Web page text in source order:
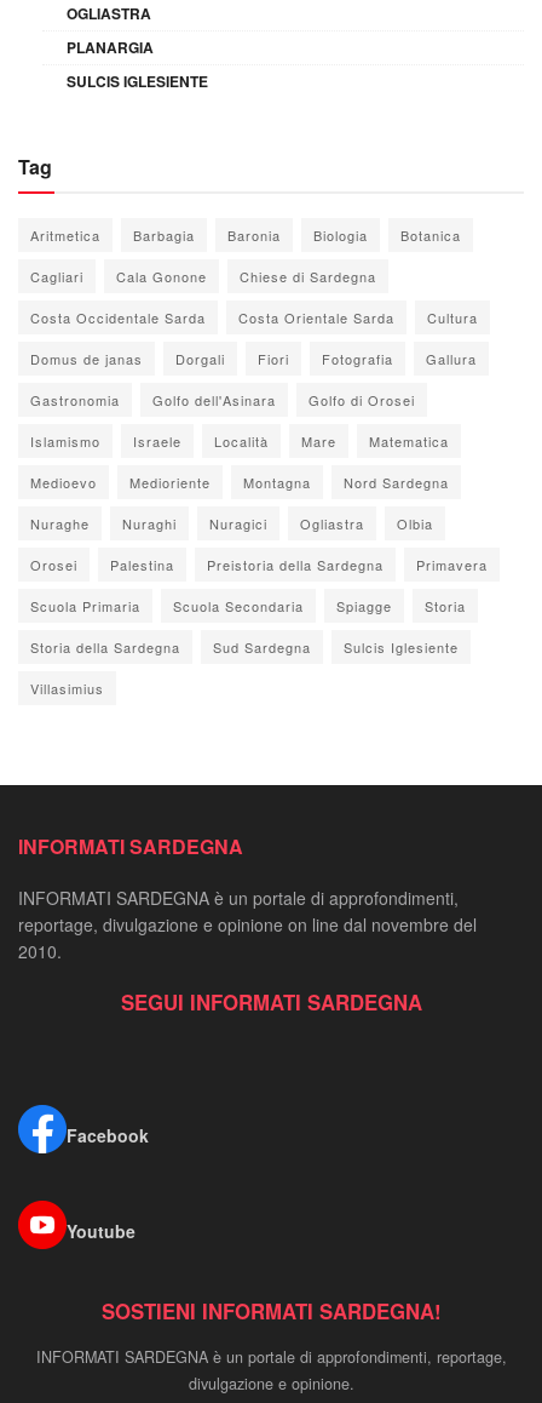
OGLIASTRA
PLANARGIA
SULCIS IGLESIENTE
Tag
Aritmetica Barbagia Baronia Biologia Botanica
Cagliari Cala Gonone Chiese di Sardegna
Costa Occidentale Sarda Costa Orientale Sarda Cultura
Domus de janas Dorgali Fiori Fotografia Gallura
Gastronomia Golfo dell'Asinara Golfo di Orosei
Islamismo Israele Località Mare Matematica
Medioevo Medioriente Montagna Nord Sardegna
Nuraghe Nuraghi Nuragici Ogliastra Olbia
Orosei Palestina Preistoria della Sardegna Primavera
Scuola Primaria Scuola Secondaria Spiagge Storia
Storia della Sardegna Sud Sardegna Sulcis Iglesiente
Villasimius
INFORMATI SARDEGNA
INFORMATI SARDEGNA è un portale di approfondimenti,
reportage, divulgazione e opinione on line dal novembre del
2010.
SEGUI INFORMATI SARDEGNA
Facebook
Youtube
SOSTIENI INFORMATI SARDEGNA!
INFORMATI SARDEGNA è un portale di approfondimenti, reportage,
divulgazione e opinione.